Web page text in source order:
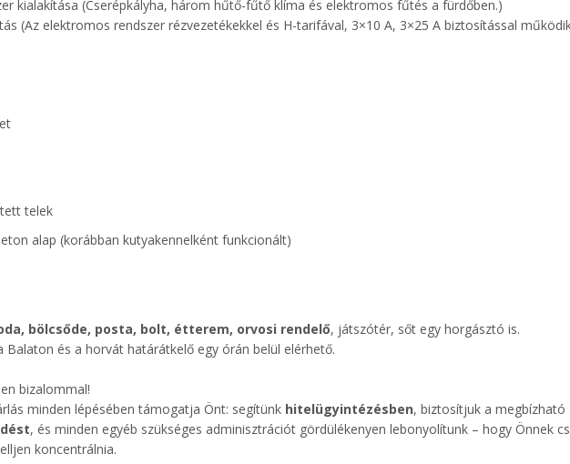
kialakítása (Cserépkályha, három hűtő-fűtő klíma és elektromos fűtés a fürdőben.)
(Az elektromos rendszer rézvezetékekkel és H-tarifával, 3×10 A, 3×25 A biztosítással
telek
alap (korábban kutyakennelként funkcionált)
bölcsőde, posta, bolt, étterem, orvosi rendelő, játszótér, sőt egy horgásztó is.
Balaton és a horvát határátkelő egy órán belül elérhető.
bizalommal!
minden lépésében támogatja Önt: segítünk hitelügyintézésben, biztosítjuk a megbízható
, és minden egyéb szükséges adminisztrációt gördülékenyen lebonyolítunk – hogy Önnek
koncentrálnia.